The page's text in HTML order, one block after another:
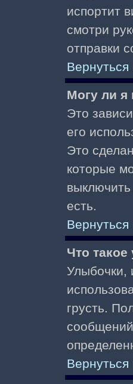
испортит
смотри
отправки
Вернуться
Могу ли я
Это
его
Это
которые
выключить
есть.
Вернуться
Что
Улыбочки,
грусть.
Вернуться